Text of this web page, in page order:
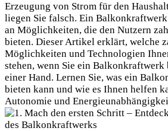
Erzeugung von ​Strom für den
liegen Sie⁢ falsch. Ein
an ‍Möglichkeiten,‍ die den Nutzern‌
bieten. Dieser Artikel erklärt,⁣ welche
Möglichkeiten und Technologien
stehen, wenn Sie ein Balkonkraftwerk​
einer Hand. ⁣Lernen Sie, was ein‌
bieten kann und wie es Ihnen helfen
Autonomie und